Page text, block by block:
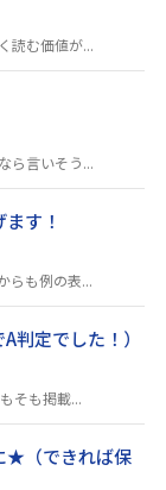
読む価値が...
ら言いそう...
す！
らも例の表...
判定でした！）
そも掲載...
★（できれば保